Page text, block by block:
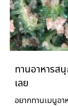
ทานอาหารส
เลย
อยากทานเมนูอ